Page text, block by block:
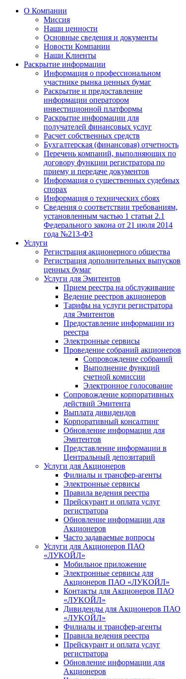
О Компании
Миссия
Наши ценности
Основные сведения и документы
Новости Компании
Наши Клиенты
Раскрытие информации
Информация о профессиональном
участнике рынка ценных бумаг
Раскрытие и предоставление
информации оператором
инвестиционной платформы
Раскрытие информации для
получателей финансовых услуг
Расчет собственных средств
Бухгалтерская (финансовая) отчетность
Перечень компаний, выполняющих по
договору функции регистратора по
приему и передаче документов
Информация о существенных судебных
спорах
Информация о технических сбоях
Сведения о соответствии требованиям,
установленным частью 1 статьи 2.1
Федерального закона от 21 июля 2014
года №213-ФЗ
Услуги
Регистрация акционерного общества
Регистрация дополнительных выпусков
ценных бумаг
Услуги для Эмитентов
Прием реестра на обслуживание
Ведение реестров акционеров
Тарифы на услуги регистратора
для Эмитентов
Предоставление информации из
реестра
Электронные сервисы
Проведение собраний акционеров
Сопровождение собраний
Выполнение функций
счетной комиссии
Электронное голосование
Сопровождение корпоративных
действий Эмитента
Выплата дивидендов
Корпоративный консалтинг
Обновление информации для
Эмитентов
Представление информации в
Центральный депозитарий
Услуги для Акционеров
Филиалы и трансфер-агенты
Электронные сервисы
Правила ведения реестра
Прейскурант и оплата услуг
регистратора
Обновление информации для
Акционеров
Часто задаваемые вопросы
Услуги для Акционеров ПАО
«ЛУКОЙЛ»
Мобильное приложение
Электронные сервисы для
Акционеров ПАО «ЛУKOЙЛ»
Контакты для Акционеров ПАО
«ЛУKOЙЛ»
Дивиденды для Акционеров ПАО
«ЛУKOЙЛ»
Филиалы и трансфер-агенты
Правила ведения реестра
Прейскурант и оплата услуг
регистратора
Обновление информации для
Акционеров